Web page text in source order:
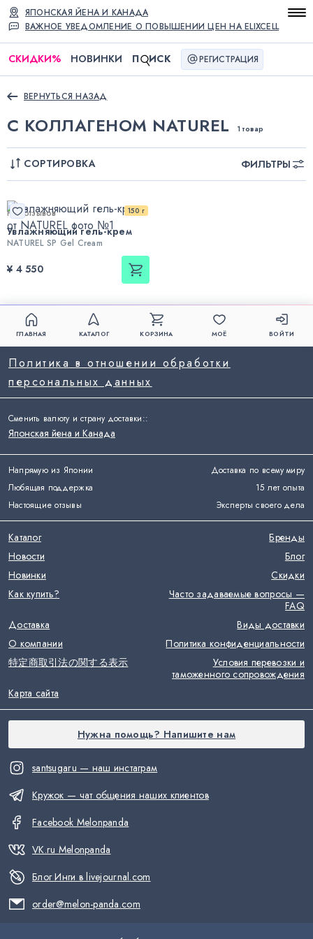
ВАЖНОЕ УВЕДОМЛЕНИЕ О ПОВЫШЕНИИ ЦЕН НА ELIXCELL
ЯПОНСКАЯ ЙЕНА И КАНАДА
СКИДКИ% НОВИНКИ П ИСК РЕГИСТРАЦИЯ
ВЕРНУТЬСЯ НАЗАД
С КОЛЛАГЕНОМ NATUREL 1 товар
СОРТИРОВКА ФИЛЬТРЫ
150 г
Нет отзывов
Увлажняющий гель-крем
NATUREL SP Gel Cream
¥ 4 550
ГЛАВНАЯ КАТАЛОГ КОРЗИНА МОЁ ВОЙТИ
Напрямую из Японии
Доставка по всему миру
Любящая поддержка
15 лет опыта
Настоящие отзывы
Эксперты своего дела
santsugaru — наш инстаграм
Кружок — чат общения наших клиентов
Facebook Melonpanda
VK.ru Melonpanda
Блог Инги в livejournal.com
order@melon-panda.com
Политика в отношении обработки
персональных данных
Каталог
Бренды
Новости
Блог
Новинки
Скидки
Как купить?
Часто задаваемые вопросы —
FAQ
Доставка
Виды доставки
О компании
Политика конфиденциальности
特定商取引法の関する表示
Условия перевозки и
таможенного сопровождения
Карта сайта
Сменить валюту и страну доставки::
Японская йена и Канада
Нужна помощь? Напишите нам